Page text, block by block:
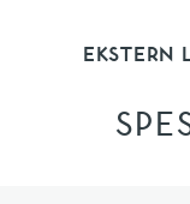
EKSTERN